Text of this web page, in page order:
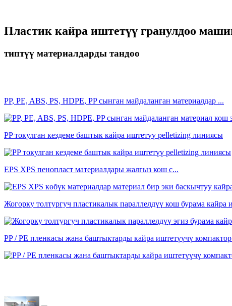
Пластик кайра иштетүү гранулдоо
типтүү материалдарды тандоо
PP, PE, ABS, PS, HDPE, PP сынган майдаланган материалдар ...
PP токулган кездеме баштык кайра иштетүү pelletizing линиясы
EPS XPS пенопласт материалдары жалгыз кош с...
Жогорку толтургуч пластикалык параллелдүү кош бурама кайра
PP / PE пленкасы жана баштыктарды кайра иштетүүчү